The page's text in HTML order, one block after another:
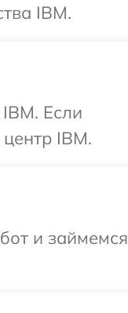
IBM.
Если
IBM.
и займемся